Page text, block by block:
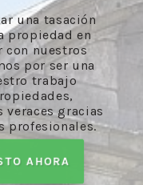
una tasación
propiedad en
con nuestros
por ser una
trabajo
gracias
profesionales.
AHORA